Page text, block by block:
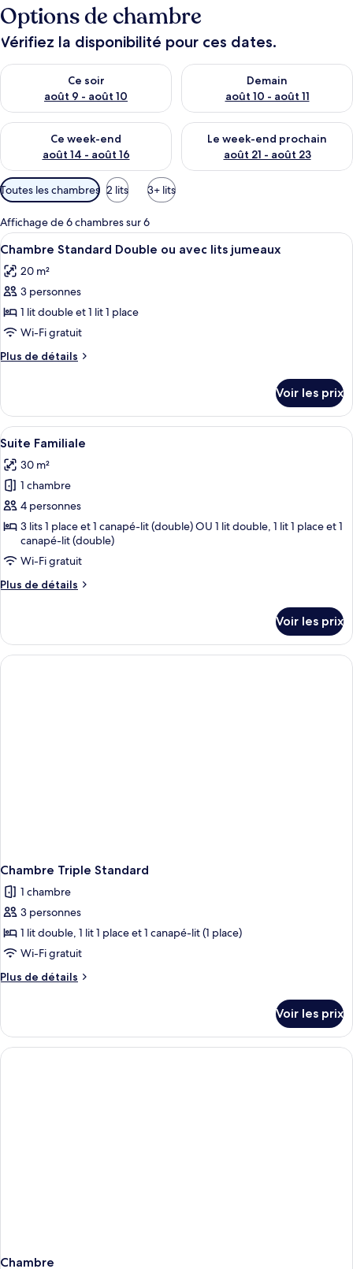
Options de chambre
Vérifiez la disponibilité pour ces dates.
Ce soir
août 9 - août 10
Vérifier la disponibilité pour ce soir août 9 - août 10
Demain
août 10 - août 11
Vérifier la disponibilité pour
Ce week-end
août 14 - août 16
Vérifier la disponibilité pour ce week-end août 14 - août 16
Le week-end prochain
août 21 - août 23
Vérifier la disponibilité pour
Filtres
disponibles
pour
les
chambres
Toutes les chambres 2 lits 3+ lits
Affichage de 6 chambres sur 6
Afficher
toutes
les
photos
pour
ce
type
de
Chambre
Standard
Double
ou
avec
lits
jumeaux
Une chambre d’hôtel équipée d’un
7
Chambre Standard Double ou avec lits jumeaux
20 m²
3 personnes
1 lit double et 1 lit 1 place
Wi-Fi gratuit
Plus de détails
Plus
le
type
de
Chambre
Standard
ou
avec
jumeaux
Voir les prix
Afficher
toutes
les
photos
pour
ce
type
de
chambre :
Une chambre d’hôtel avec un
9
Suite Familiale
30 m²
1 chambre
4 personnes
3 lits 1 place et 1 canapé-lit (double) OU 1 lit double, 1 lit 1 place et 1
canapé-lit (double)
Wi-Fi gratuit
Plus de détails
Plus
le
type
de
Voir les prix
Chambre Triple Standard
1 chambre
3 personnes
1 lit double, 1 lit 1 place et 1 canapé-lit (1 place)
Wi-Fi gratuit
Plus de détails
Plus
le
type
de
Voir les prix
Chambre